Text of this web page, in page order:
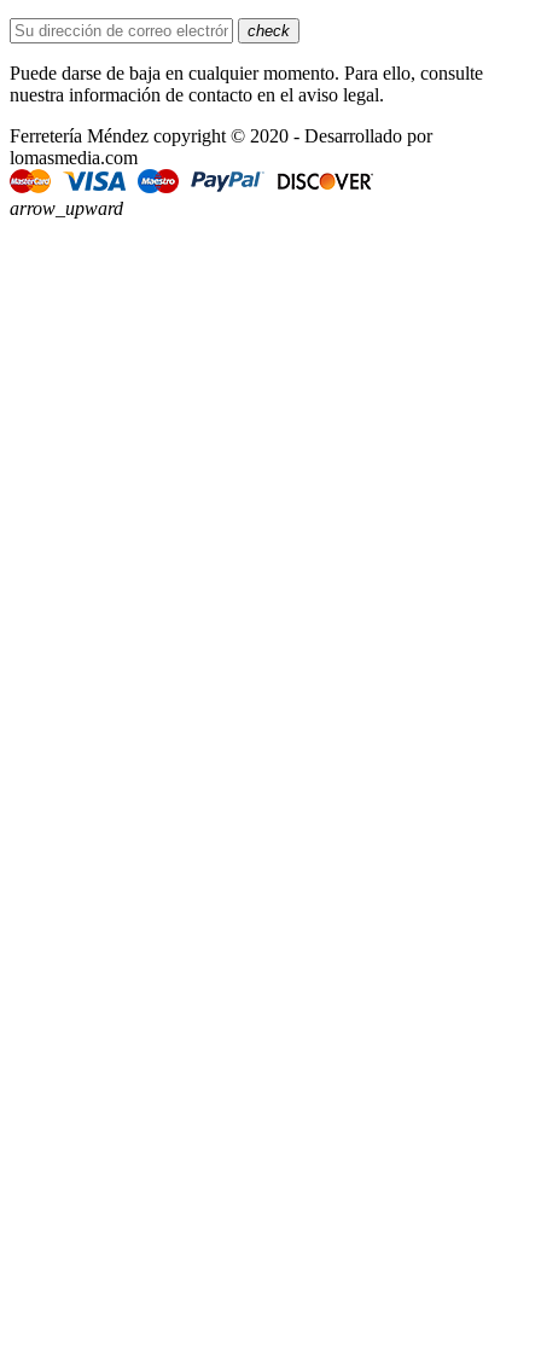
check
Puede darse de baja en cualquier momento. Para ello, consulte
nuestra información de contacto en el aviso legal.
Ferretería Méndez copyright © 2020 - Desarrollado por
lomasmedia.com
arrow_upward